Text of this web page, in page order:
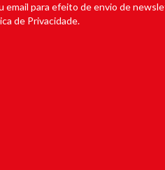
para efeito de envio de
de Privacidade.